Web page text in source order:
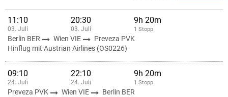
11:10
03. Juli
20:30
03. Juli
9h 20m
1 Stopp
Berlin BER Wien VIE
Preveza PVK
Hinflug mit Austrian Airlines (OS0226)
09:10
24. Juli
22:10
24. Juli
9h 20m
1 Stopp
Preveza PVK Wien VIE
Berlin BER